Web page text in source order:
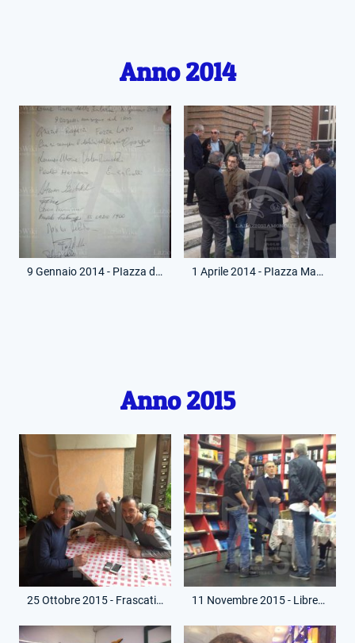
Anno 2014
9 Gennaio 2014 - PIazza della LIbertà - Firma Libro Fondazione Gabriele Sandri 1 Aprile 2014 - PIazza Mazzini - Messa Ricordo Giorgio Chinaglia
Anno 2015
25 Ottobre 2015 - Frascati - Con Mario Carucci e Paolo Pochesci 11 Novembre 2015 - Libreria Ponte MIlvio - Presentazione Libro Stefano Greco con Paolo Pochesci